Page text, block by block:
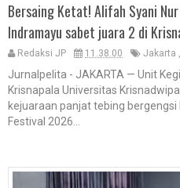
Bersaing Ketat! Alifah Syani
Indramayu sabet juara 2 di
Redaksi JP 11.38.00 Jakarta ,
Jurnalpelita - ​JAKARTA — Unit
Krisnapala Universitas
kejuaraan panjat tebing
Festival 2026...